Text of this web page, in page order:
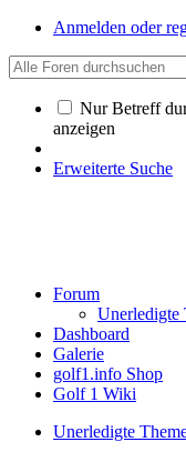
Anmelden oder
Nur Betreff
anzeigen
Erweiterte Suche
Forum
Unerledigte
Dashboard
Galerie
golf1.info Shop
Golf 1 Wiki
Unerledigte